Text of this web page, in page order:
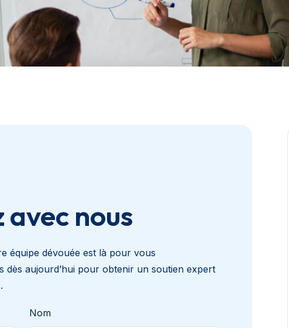
nous
équipe dévouée est là pour vous
dès aujourd’hui pour obtenir un soutien expert
Nom